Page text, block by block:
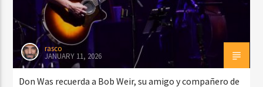
rasco
JANUARY 11, 2026
Don Was recuerda a Bob Weir, su amigo y compañero de